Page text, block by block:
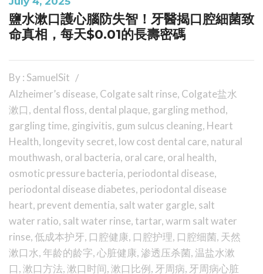
鹽水漱口護心腦防失智！牙醫揭口腔細菌致
命真相，每天$0.01的長壽密碼
By : SamuelSit
Alzheimer’s disease, Colgate salt rinse, Colgate盐水
漱口, dental floss, dental plaque, gargling method,
gargling time, gingivitis, gum sulcus cleaning, Heart
Health, longevity secret, low cost dental care, natural
mouthwash, oral bacteria, oral care, oral health,
osmotic pressure bacteria, periodontal disease,
periodontal disease diabetes, periodontal disease
heart, prevent dementia, salt water gargle, salt
water ratio, salt water rinse, tartar,warm salt water
rinse,低成本护牙, 口腔健康, 口腔护理, 口腔细菌, 天然
漱口水,年龄的龄字,心脏健康, 渗透压杀菌, 温盐水漱
口,漱口方法,漱口时间,漱口比例, 牙周病, 牙周病心脏